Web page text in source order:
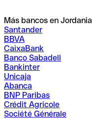
Más bancos en Jordania
Santander
BBVA
CaixaBank
Banco Sabadell
Bankinter
Unicaja
Abanca
BNP Paribas
Crédit Agricole
Société Générale